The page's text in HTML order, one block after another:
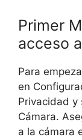
Primer
acceso
Para
en
Privacidad y
Cámara.
a la cámara